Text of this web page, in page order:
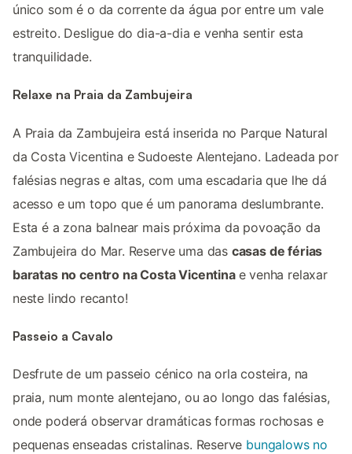
único som é o da corrente da água por entre um vale
estreito. Desligue do dia-a-dia e venha sentir esta
tranquilidade.
Relaxe na Praia da Zambujeira
A Praia da Zambujeira está inserida no Parque Natural
da Costa Vicentina e Sudoeste Alentejano. Ladeada por
falésias negras e altas, com uma escadaria que lhe dá
acesso e um topo que é um panorama deslumbrante.
Esta é a zona balnear mais próxima da povoação da
Zambujeira do Mar. Reserve uma das casas de férias
baratas no centro na Costa Vicentina e venha relaxar
neste lindo recanto!
Passeio a Cavalo
Desfrute de um passeio cénico na orla costeira, na
praia, num monte alentejano, ou ao longo das falésias,
onde poderá observar dramáticas formas rochosas e
pequenas enseadas cristalinas. Reserve bungalows no